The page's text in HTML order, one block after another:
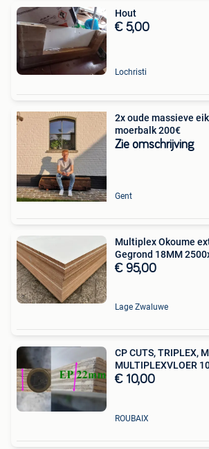
Hout
€ 5,00
Lochristi
2x oude massieve
moerbalk 200€
Zie omschrijving
Gent
Multiplex Okoume
Gegrond 18MM
€ 95,00
Lage Zwaluwe
CP CUTS, TRIPLEX,
MULTIPLEXVLOER
€ 10,00
ROUBAIX